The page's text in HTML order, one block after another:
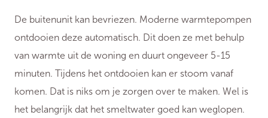
De buitenunit kan bevriezen. Moderne warmtepompen
ontdooien deze automatisch. Dit doen ze met behulp
van warmte uit de woning en duurt ongeveer 5-15
minuten. Tijdens het ontdooien kan er stoom vanaf
komen. Dat is niks om je zorgen over te maken. Wel is
het belangrijk dat het smeltwater goed kan weglopen.